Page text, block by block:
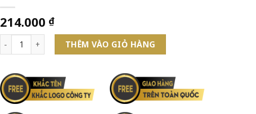
214.000 ₫
Ruột Bút Gel Parker Đen M Vỉ 2-2136231 (3026981362316) số lượng
THÊM VÀO GIỎ HÀNG